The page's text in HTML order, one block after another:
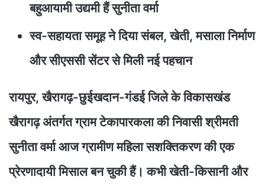
बहुआयामी उद्यमी हैं सुनीता वर्मा
स्व-सहायता समूह ने दिया संबल, खेती, मसाला निर्माण
और सीएससी सेंटर से मिली नई पहचान
रायपुर, खैरागढ़-छुईखदान-गंडई जिले के विकासखंड
खैरागढ़ अंतर्गत ग्राम टेकापारकला की निवासी श्रीमती
सुनीता वर्मा आज ग्रामीण महिला सशक्तिकरण की एक
प्रेरणादायी मिसाल बन चुकी हैं। कभी खेती-किसानी और